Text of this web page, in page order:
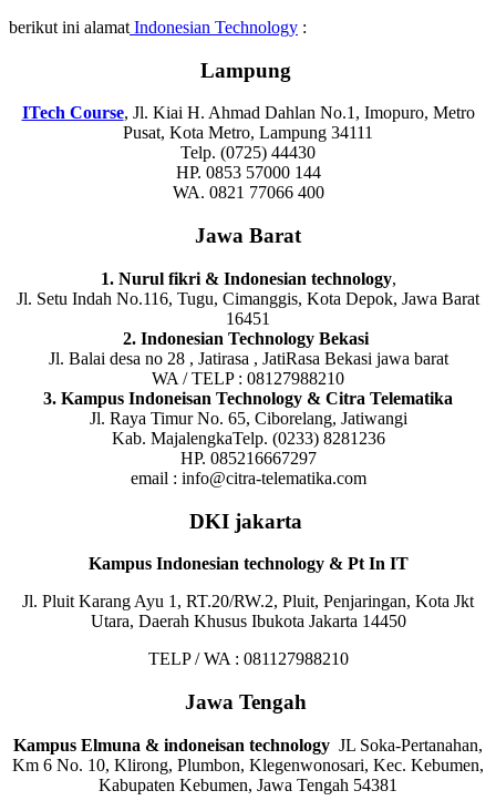
berikut ini alamat Indonesian Technology :
Lampung
ITech Course, Jl. Kiai H. Ahmad Dahlan No.1, Imopuro, Metro
Pusat, Kota Metro, Lampung 34111
Telp. (0725) 44430
HP. 0853 57000 144
WA. 0821 77066 400
Jawa Barat
1. Nurul fikri & Indonesian technology,
Jl. Setu Indah No.116, Tugu, Cimanggis, Kota Depok, Jawa Barat
16451
2. Indonesian Technology Bekasi
Jl. Balai desa no 28 , Jatirasa , JatiRasa Bekasi jawa barat
WA / TELP : 08127988210
3. Kampus Indoneisan Technology & Citra Telematika
Jl. Raya Timur No. 65, Ciborelang, Jatiwangi
Kab. MajalengkaTelp. (0233) 8281236
HP. 085216667297
email : info@citra-telematika.com
DKI jakarta
Kampus Indonesian technology & Pt In IT
Jl. Pluit Karang Ayu 1, RT.20/RW.2, Pluit, Penjaringan, Kota Jkt
Utara, Daerah Khusus Ibukota Jakarta 14450
TELP / WA : 081127988210
Jawa Tengah
Kampus Elmuna & indoneisan technology JL Soka-Pertanahan,
Km 6 No. 10, Klirong, Plumbon, Klegenwonosari, Kec. Kebumen,
Kabupaten Kebumen, Jawa Tengah 54381